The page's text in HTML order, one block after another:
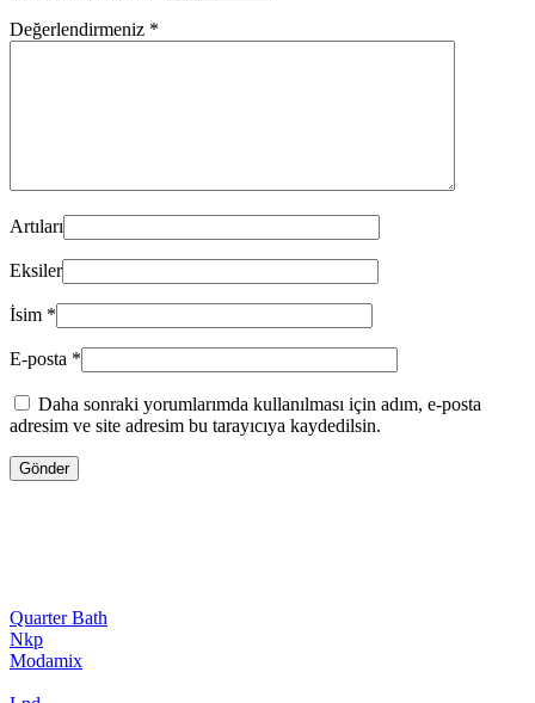
Değerlendirmeniz *
Artıları
Eksiler
İsim *
E-posta *
Daha sonraki yorumlarımda kullanılması için adım, e-posta
adresim ve site adresim bu tarayıcıya kaydedilsin.
Quarter Bath
Nkp
Modamix